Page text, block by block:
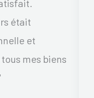
était
et
mes biens